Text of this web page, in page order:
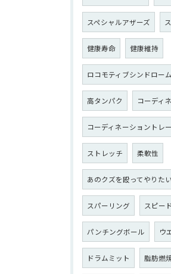
スペシャルアザーズ
健康寿命 健康維持
ロコモティブシンドローム
高タンパク コーディ
コーディネーショントレ
ストレッチ 柔軟性
あのクズを殴ってやりた
スパーリング スピー
パンチングボール ウ
ドラムミット 脂肪燃